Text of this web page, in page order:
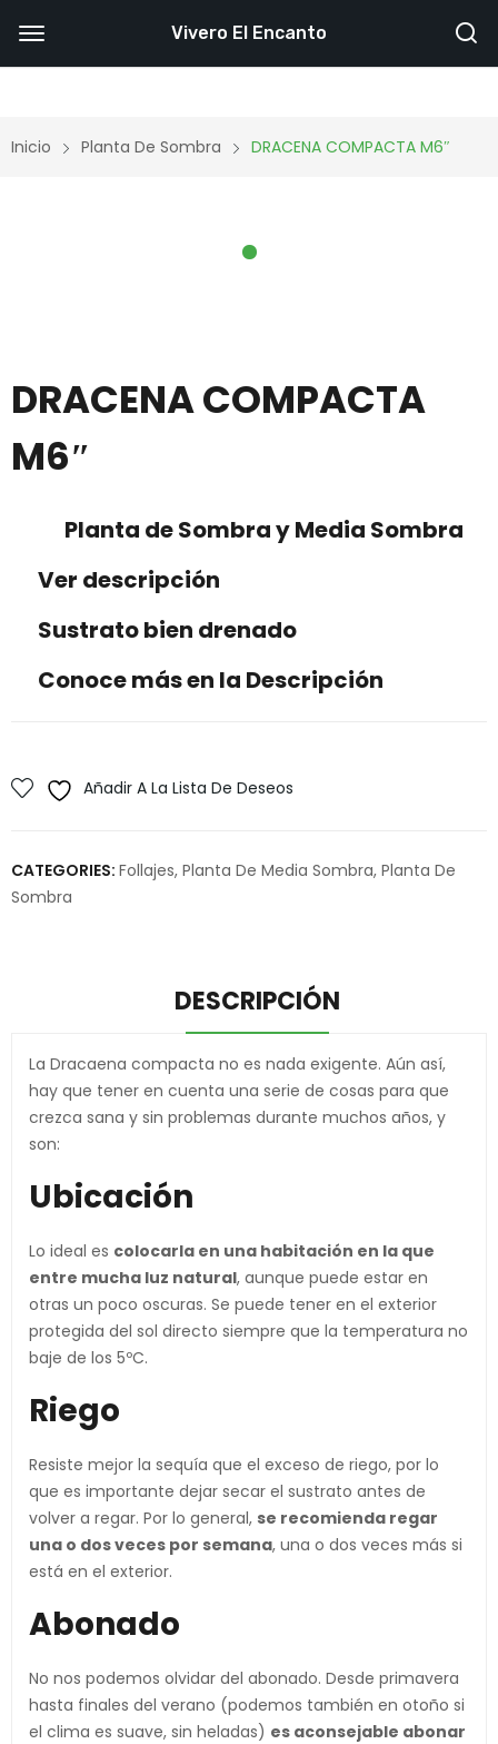
Inicio Planta De Sombra DRACENA COMPACTA M6″
DRACENA COMPACTA
M6″
Planta de Sombra y Media Sombra
Ver descripción
Sustrato bien drenado
Conoce más en la Descripción
Añadir A La Lista De Deseos
CATEGORIES: Follajes, Planta De Media Sombra, Planta De
Sombra
DESCRIPCIÓN
La Dracaena compacta no es nada exigente. Aún así,
hay que tener en cuenta una serie de cosas para que
crezca sana y sin problemas durante muchos años, y
son:
Ubicación
Lo ideal es colocarla en una habitación en la que
entre mucha luz natural, aunque puede estar en
otras un poco oscuras. Se puede tener en el exterior
protegida del sol directo siempre que la temperatura no
baje de los 5ºC.
Riego
Resiste mejor la sequía que el exceso de riego, por lo
que es importante dejar secar el sustrato antes de
volver a regar. Por lo general, se recomienda regar
una o dos veces por semana, una o dos veces más si
está en el exterior.
Abonado
No nos podemos olvidar del abonado. Desde primavera
hasta finales del verano (podemos también en otoño si
el clima es suave, sin heladas) es aconsejable abonar
Vivero El Encanto